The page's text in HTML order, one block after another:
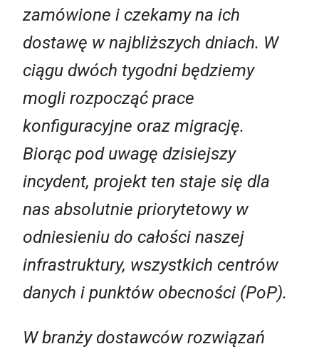
zamówione i czekamy na ich
dostawę w najbliższych dniach. W
ciągu dwóch tygodni będziemy
mogli rozpocząć prace
konfiguracyjne oraz migrację.
Biorąc pod uwagę dzisiejszy
incydent, projekt ten staje się dla
nas absolutnie priorytetowy w
odniesieniu do całości naszej
infrastruktury, wszystkich centrów
danych i punktów obecności (PoP).
W branży dostawców rozwiązań